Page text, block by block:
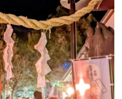
みは不要です。
設置されています。但し、
されていますので、お寺の方